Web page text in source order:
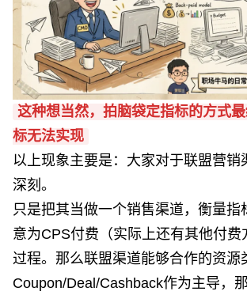
这种想当然，拍脑袋定指标的方式
标无法实现
以上现象主要是：大家对于联盟营销
深刻。
只是把其当做一个销售渠道，衡量指
意为CPS付费（实际上还有其他付费
过程。那么联盟渠道能够合作的资源
Coupon/Deal/Cashback作为主导，